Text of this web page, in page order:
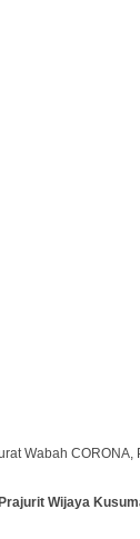
Wabah CORONA,
Wijaya